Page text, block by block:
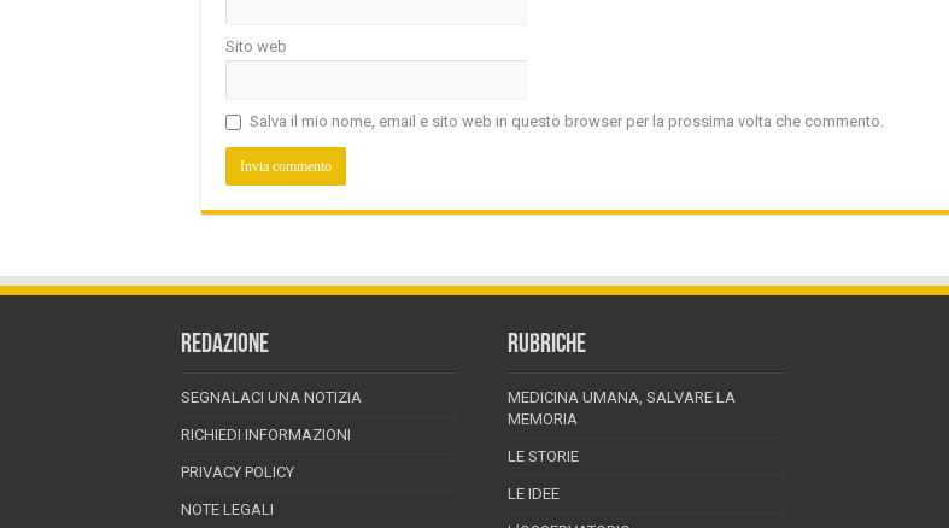
Sito web
Salva il mio nome, email e sito web in questo browser per la prossima volta che commento.
REDAZIONE
SEGNALACI UNA NOTIZIA
RICHIEDI INFORMAZIONI
PRIVACY POLICY
NOTE LEGALI
RUBRICHE
MEDICINA UMANA, SALVARE LA
MEMORIA
LE STORIE
LE IDEE